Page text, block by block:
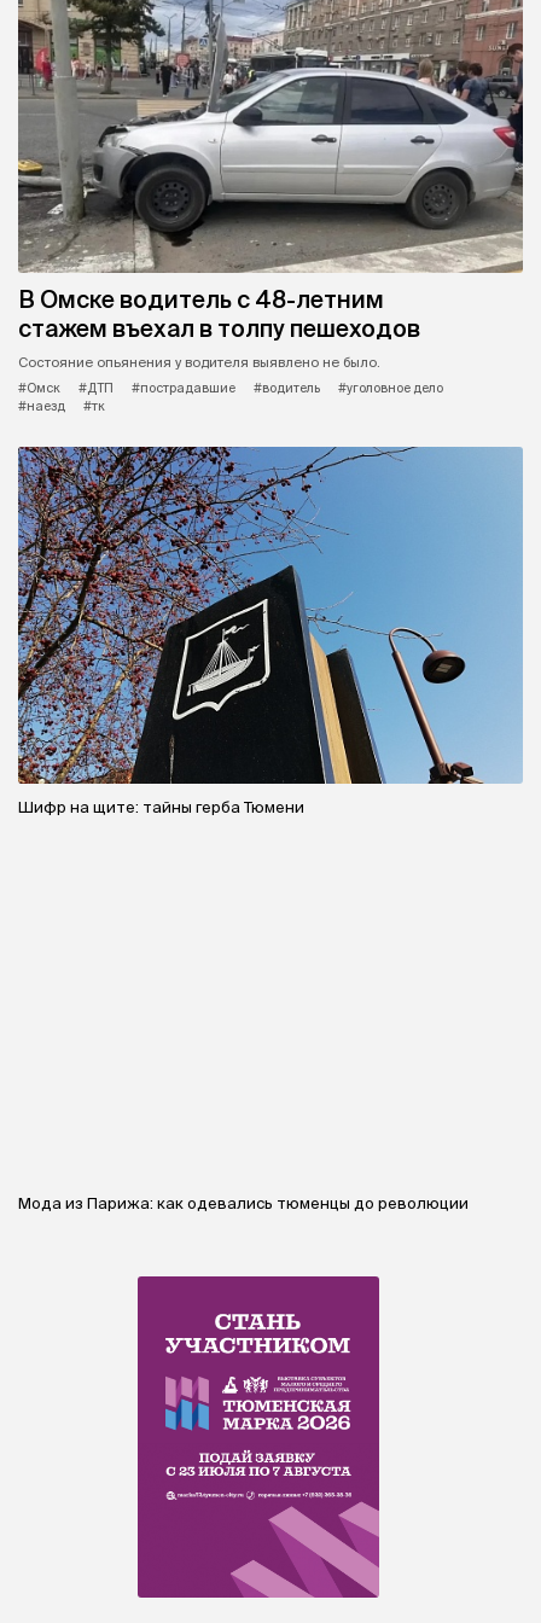
В Омске водитель с 48-летним
стажем въехал в толпу пешеходов
Состояние опьянения у водителя выявлено не было.
#Омск
#ДТП #пострадавшие #водитель
#уголовное дело
#наезд
#тк
Шифр на щите: тайны герба Тюмени
Мода из Парижа: как одевались тюменцы до революции